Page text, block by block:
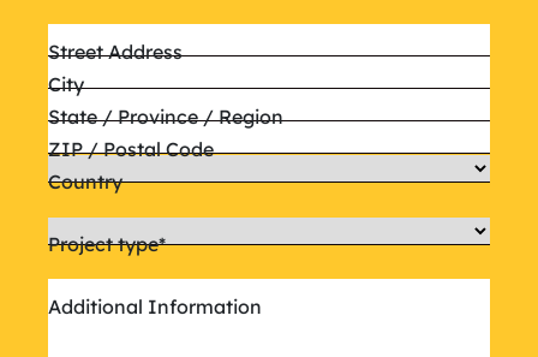
Street Address
City
State / Province / Region
ZIP / Postal Code
Country
Project type*
Additional Information